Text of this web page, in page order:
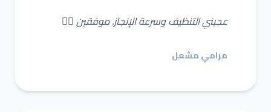
عجبني التنظيف وسرعة الإنجاز. موفقين 👌🏼
مرامي مشعل